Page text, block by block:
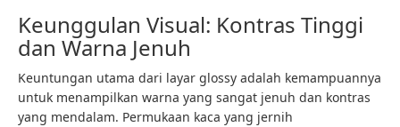
Keunggulan Visual: Kontras Tinggi
dan Warna Jenuh
Keuntungan utama dari layar glossy adalah kemampuannya
untuk menampilkan warna yang sangat jenuh dan kontras
yang mendalam. Permukaan kaca yang jernih